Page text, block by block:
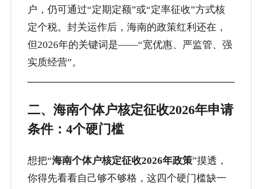
户，仍可通过“定期定额”或“定率征收”方式核
定个税。封关运作后，海南的政策红利还在，
但2026年的关键词是——“宽优惠、严监管、强
实质经营”。
二、海南个体户核定征收2026年申请
条件：4个硬门槛
想把“海南个体户核定征收2026年政策”摸透，
你得先看看自己够不够格，这四个硬门槛缺一